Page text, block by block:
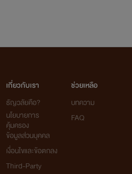
เกี่ยวกับเรา
ธัญวลัยคือ?
นโยบายการ
คุ้มครอง
ข้อมูลส่วนบุคคล
เงื่อนไขและข้อตกลง
Third-Party
ช่วยเหลือ
บทความ
FAQ